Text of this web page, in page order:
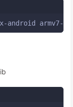
android armv7-